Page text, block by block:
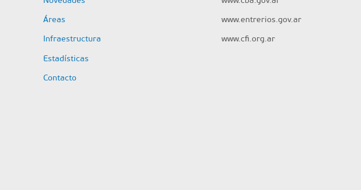
Áreas
Infraestructura
Estadísticas
Contacto
www.entrerios.gov.ar
www.cfi.org.ar